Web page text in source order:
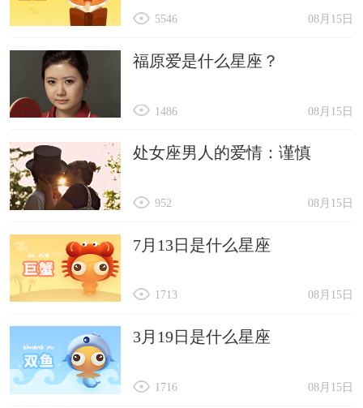
08月15日
5546
福原爱是什么星座？
08月15日
1486
处女座男人的爱情：谨慎
08月15日
952
7月13日是什么星座
08月15日
1713
3月19日是什么星座
08月15日
1716